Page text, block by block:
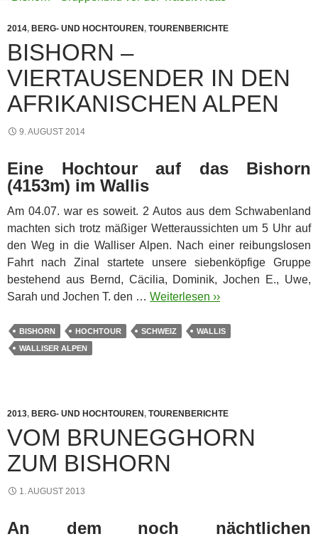
2014, BERG- UND HOCHTOUREN, TOURENBERICHTE
BISHORN –
VIERTAUSENDER IN DEN
AFRIKANISCHEN ALPEN
9. AUGUST 2014
Eine Hochtour auf das Bishorn
(4153m) im Wallis
Am 04.07. war es soweit. 2 Autos aus dem Schwabenland
machten sich trotz mäßiger Wetteraussichten um 5 Uhr auf
den Weg in die Walliser Alpen. Nach einer reibungslosen
Fahrt nach Zinal startete unsere siebenköpfige Gruppe
bestehend aus Bernd, Cäcilia, Dominik, Jochen E., Uwe,
Sarah und Jochen T. den … Weiterlesen ››
BISHORN HOCHTOUR SCHWEIZ
WALLIS
WALLISER ALPEN
2013, BERG- UND HOCHTOUREN, TOURENBERICHTE
VOM BRUNEGGHORN
ZUM BISHORN
1. AUGUST 2013
An dem noch nächtlichen